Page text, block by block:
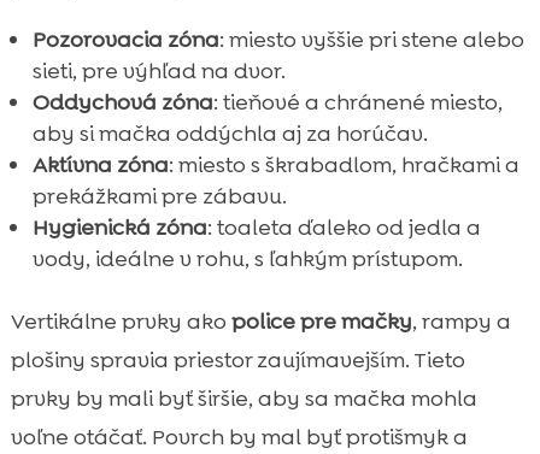
Pozorovacia zóna: miesto vyššie pri stene alebo
sieti, pre výhľad na dvor.
Oddychová zóna: tieňové a chránené miesto,
aby si mačka oddýchla aj za horúčav.
Aktívna zóna: miesto s škrabadlom, hračkami a
prekážkami pre zábavu.
Hygienická zóna: toaleta ďaleko od jedla a
vody, ideálne v rohu, s ľahkým prístupom.
Vertikálne prvky ako police pre mačky, rampy a
plošiny spravia priestor zaujímavejším. Tieto
prvky by mali byť širšie, aby sa mačka mohla
voľne otáčať. Povrch by mal byť protišmyk a